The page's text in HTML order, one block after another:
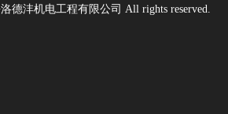
德沣机电工程有限公司 All rights reserved.